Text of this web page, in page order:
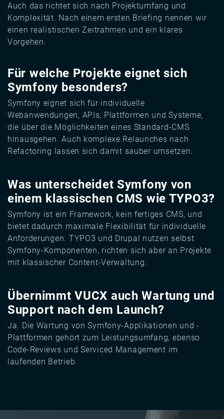
Auch das richtet sich nach Projektumfang und
Komplexität. Nach einem ersten Briefing nennen wir
einen realistischen Zeitrahmen und ein klares
Vorgehen.
Für welche Projekte eignet sich
Symfony besonders?
Symfony eignet sich für individuelle
Webanwendungen, APIs, Plattformen und Systeme,
die über die Möglichkeiten eines Standard-CMS
hinausgehen. Auch komplexe Relaunches nach
Refactoring lassen sich damit sauber umsetzen.
Was unterscheidet Symfony von
einem klassischen CMS wie TYPO3?
Symfony ist ein Framework, kein fertiges CMS, und
bietet dadurch maximale Flexibilität für individuelle
Anforderungen. TYPO3 und Drupal nutzen selbst
Symfony-Komponenten, richten sich aber an Projekte
mit klassischer Content-Verwaltung.
Übernimmt VUCX auch Wartung und
Support nach dem Launch?
Ja. Die Wartung von Symfony-Applikationen und -
Plattformen gehört zum Leistungsumfang, ebenso
Code-Reviews und Serviced Management im
laufenden Betrieb.